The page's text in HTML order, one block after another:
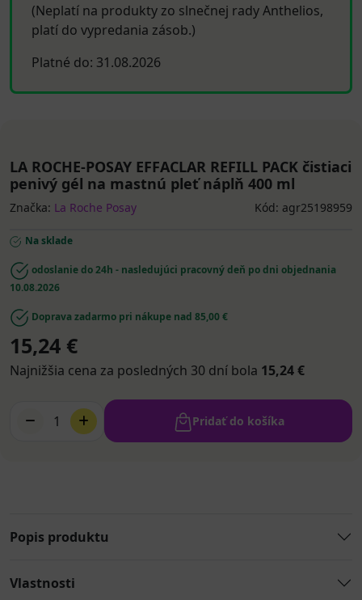
(Neplatí na produkty zo slnečnej rady Anthelios,
platí do vypredania zásob.)
Platné do: 31.08.2026
LA ROCHE-POSAY EFFACLAR REFILL PACK čistiaci
penivý gél na mastnú pleť náplň 400 ml
Značka: La Roche Posay Kód: agr25198959
Na sklade
odoslanie do 24h - nasledujúci pracovný deň po dni objednania
10.08.2026
Doprava zadarmo pri nákupe nad 85,00 €
15,24 €
Najnižšia cena za posledných 30 dní bola 15,24 €
1 Pridať do košíka
Popis produktu
Vlastnosti